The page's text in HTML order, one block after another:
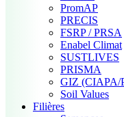
PromAP
PRECIS
FSRP / PRSA
Enabel Climat
SUSTLIVES
PRISMA
GIZ (CIAPA/
Soil Values
Filières